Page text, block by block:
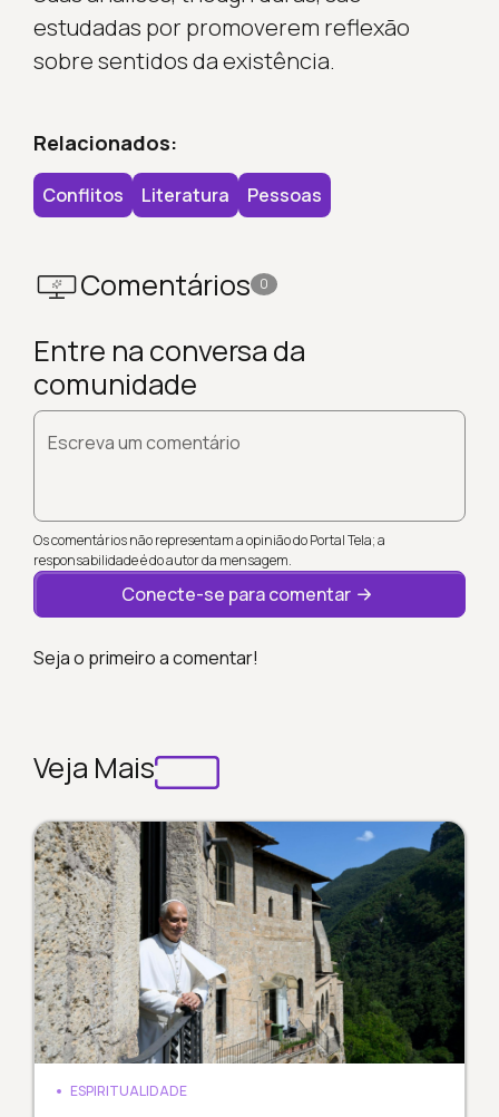
estudadas por promoverem reflexão
sobre sentidos da existência.
Relacionados:
Conflitos Literatura Pessoas
Comentários 0
Entre na conversa da
comunidade
Escreva um comentário
Os comentários não representam a opinião do Portal Tela; a
responsabilidade é do autor da mensagem.
Conecte-se para comentar
Seja o primeiro a comentar!
Veja Mais
ESPIRITUALIDADE